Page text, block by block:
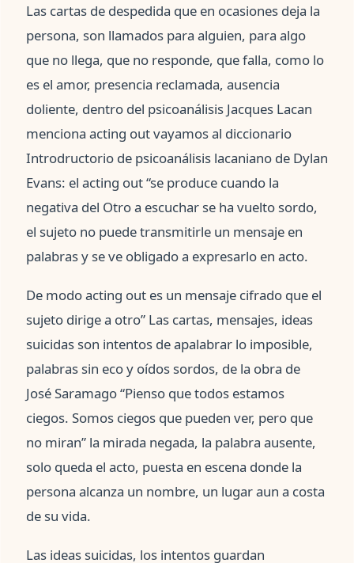
Las cartas de despedida que en ocasiones deja la
persona, son llamados para alguien, para algo
que no llega, que no responde, que falla, como lo
es el amor, presencia reclamada, ausencia
doliente, dentro del psicoanálisis Jacques Lacan
menciona acting out vayamos al diccionario
Introdructorio de psicoanálisis lacaniano de Dylan
Evans: el acting out “se produce cuando la
negativa del Otro a escuchar se ha vuelto sordo,
el sujeto no puede transmitirle un mensaje en
palabras y se ve obligado a expresarlo en acto.
De modo acting out es un mensaje cifrado que el
sujeto dirige a otro” Las cartas, mensajes, ideas
suicidas son intentos de apalabrar lo imposible,
palabras sin eco y oídos sordos, de la obra de
José Saramago “Pienso que todos estamos
ciegos. Somos ciegos que pueden ver, pero que
no miran” la mirada negada, la palabra ausente,
solo queda el acto, puesta en escena donde la
persona alcanza un nombre, un lugar aun a costa
de su vida.
Las ideas suicidas, los intentos guardan